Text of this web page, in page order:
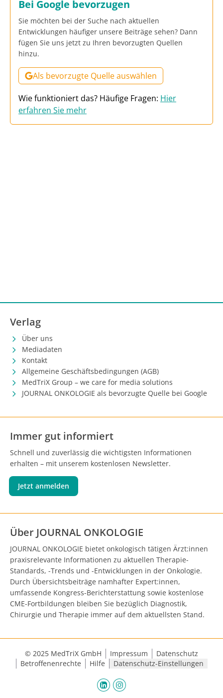
Bei Google bevorzugen
Sie möchten bei der Suche nach aktuellen
Entwicklungen häufiger unsere Beiträge sehen? Dann
fügen Sie uns jetzt zu Ihren bevorzugten Quellen
hinzu.
Als bevorzugte Quelle auswählen
Wie funktioniert das? Häufige Fragen: Hier
erfahren Sie mehr
Verlag
Über uns
Mediadaten
Kontakt
Allgemeine Geschäftsbedingungen (AGB)
MedTriX Group – we care for media solutions
JOURNAL ONKOLOGIE als bevorzugte Quelle bei Google
Immer gut informiert
Schnell und zuverlässig die wichtigsten Informationen
erhalten – mit unserem kostenlosen Newsletter.
Jetzt anmelden
Über JOURNAL ONKOLOGIE
JOURNAL ONKOLOGIE bietet onkologisch tätigen Ärzt:innen
praxisrelevante Informationen zu aktuellen Therapie-
Standards, -Trends und -Entwicklungen in der Onkologie.
Durch Übersichtsbeiträge namhafter Expert:innen,
umfassende Kongress-Berichterstattung sowie kostenlose
CME-Fortbildungen bleiben Sie bezüglich Diagnostik,
Chirurgie und Therapie immer auf dem aktuellsten Stand.
© 2025 MedTriX GmbH Impressum
Datenschutz
Betroffenenrechte
Hilfe Datenschutz-Einstellungen